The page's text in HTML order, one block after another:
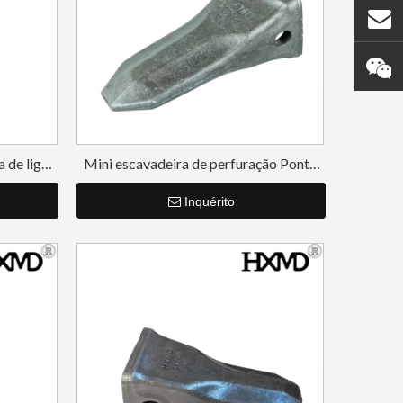
Ponto de dente de
Komatsu PC100 20X-70-
14160RC
de escavadeira de 12
polegadas Sany235
de liga
Mini escavadeira de perfuração Ponta
de dente SY65 12076809
Inquérito